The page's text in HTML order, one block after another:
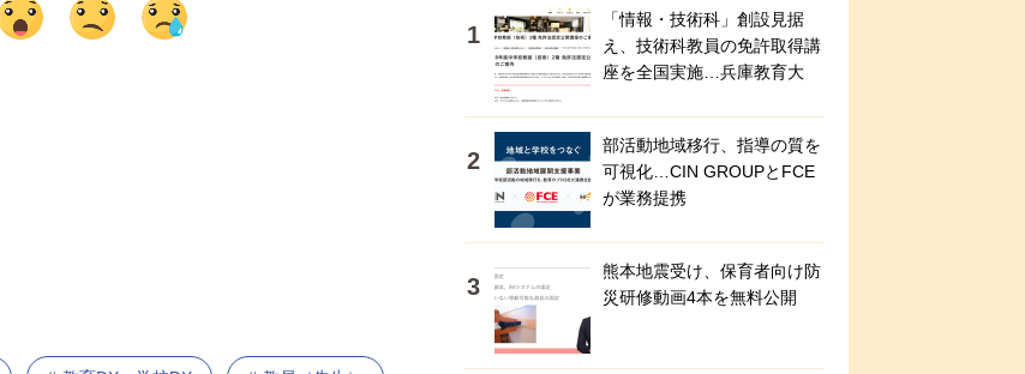
「情報・技術科」創設見据
え、技術科教員の免許取得講
座を全国実施…兵庫教育大
部活動地域移行、指導の質を
可視化…CIN GROUPとFCE
が業務提携
熊本地震受け、保育者向け防
災研修動画4本を無料公開